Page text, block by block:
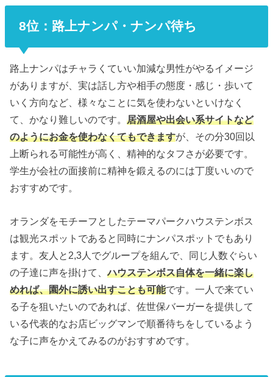
8位：路上ナンパ・ナンパ待ち
路上ナンパはチャラくていい加減な男性がやるイメージ
がありますが、実は話し方や相手の態度・感じ・歩いて
いく方向など、様々なことに気を使わないといけなく
て、かなり難しいのです。居酒屋や出会い系サイトなど
のようにお金を使わなくてもできますが、その分30回以
上断られる可能性が高く、精神的なタフさが必要です。
学生が会社の面接前に精神を鍛えるのには丁度いいので
おすすめです。
オランダをモチーフとしたテーマパークハウステンボス
は観光スポットであると同時にナンパスポットでもあり
ます。友人と2,3人でグループを組んで、同じ人数ぐらい
の子達に声を掛けて、ハウステンボス自体を一緒に楽し
めれば、園外に誘い出すことも可能です。一人で来てい
る子を狙いたいのであれば、佐世保バーガーを提供して
いる代表的なお店ビッグマンで順番待ちをしているよう
な子に声をかえてみるのがおすすめです。